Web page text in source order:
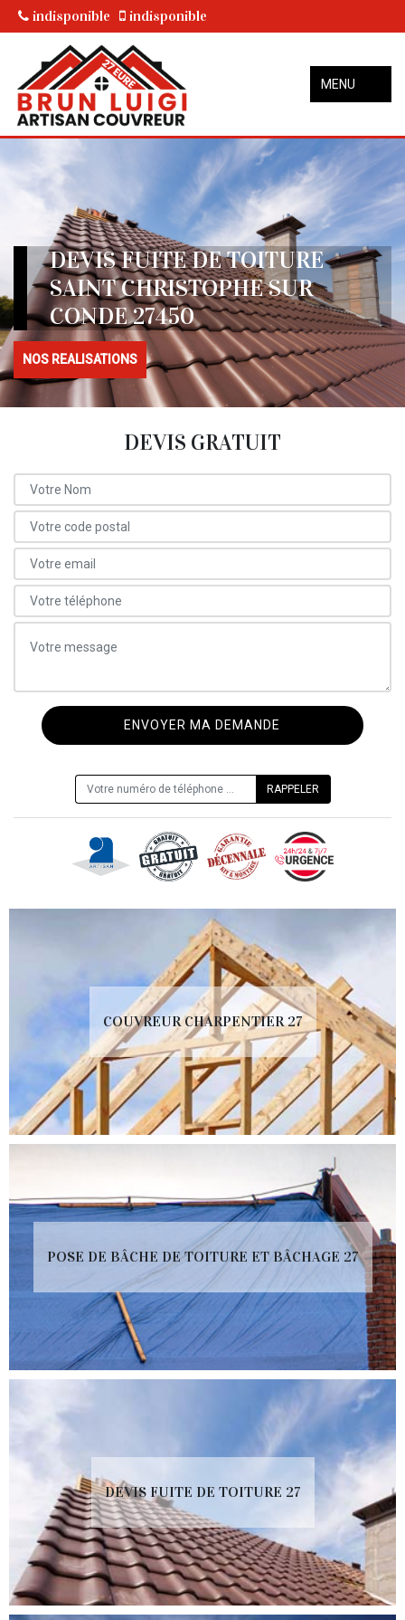
indisponible indisponible
MENU
DEVIS FUITE DE TOITURE
SAINT CHRISTOPHE SUR
CONDE 27450
NOS REALISATIONS
DEVIS GRATUIT
COUVREUR CHARPENTIER 27
POSE DE BÂCHE DE TOITURE ET BÂCHAGE 27
DEVIS FUITE DE TOITURE 27